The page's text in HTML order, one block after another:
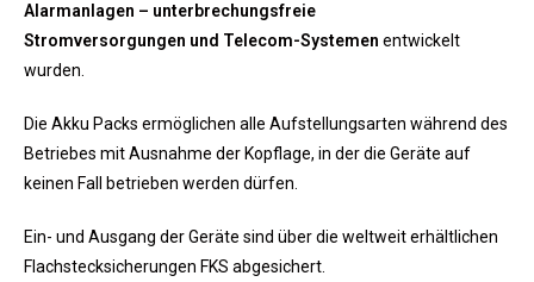
Alarmanlagen – unterbrechungsfreie
Stromversorgungen und Telecom-Systemen entwickelt
wurden.
Die Akku Packs ermöglichen alle Aufstellungsarten während des
Betriebes mit Ausnahme der Kopflage, in der die Geräte auf
keinen Fall betrieben werden dürfen.
Ein- und Ausgang der Geräte sind über die weltweit erhältlichen
Flachstecksicherungen FKS abgesichert.